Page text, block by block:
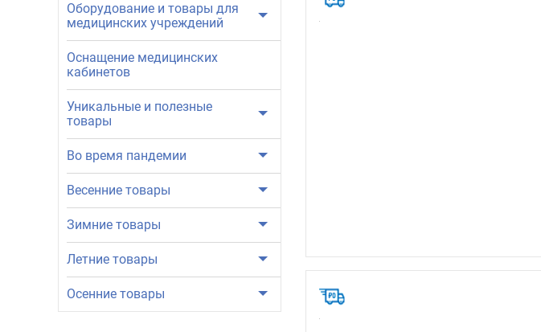
Оборудование и товары для
медицинских учреждений
Оснащение медицинских
кабинетов
Уникальные и полезные
товары
Во время пандемии
Весенние товары
Зимние товары
Летние товары
Осенние товары